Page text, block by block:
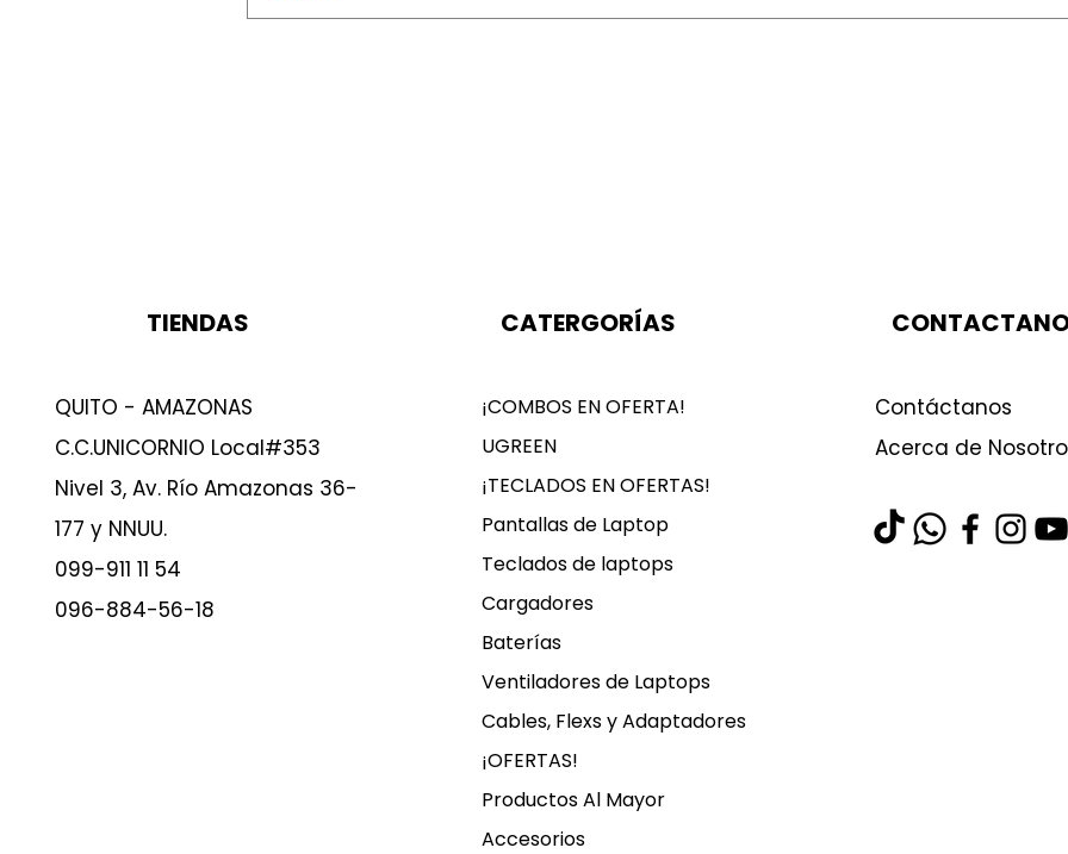
TIENDAS
QUITO - AMAZONAS
C.C.UNICORNIO Local#353
Nivel 3, Av. Río Amazonas 36-
177 y NNUU.
099-911 11 54
096-884-56-18
CATERGORÍAS
¡COMBOS EN OFERTA!
UGREEN
¡TECLADOS EN OFERTAS!
Pantallas de Laptop
Teclados de laptops
Cargadores
Baterías
Ventiladores de Laptops
Cables, Flexs y Adaptadores
¡OFERTAS!
Productos Al Mayor
Accesorios
Contáctanos
Acerca de